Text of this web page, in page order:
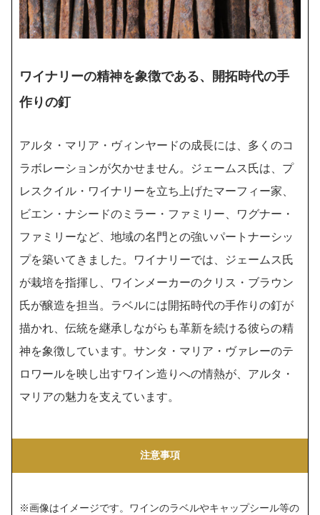
ワイナリーの精神を象徴である、開拓時代の手
作りの釘
アルタ・マリア・ヴィンヤードの成長には、多くのコ
ラボレーションが欠かせません。ジェームス氏は、プ
レスクイル・ワイナリーを立ち上げたマーフィー家、
ビエン・ナシードのミラー・ファミリー、ワグナー・
ファミリーなど、地域の名門との強いパートナーシッ
プを築いてきました。ワイナリーでは、ジェームス氏
が栽培を指揮し、ワインメーカーのクリス・ブラウン
氏が醸造を担当。ラベルには開拓時代の手作りの釘が
描かれ、伝統を継承しながらも革新を続ける彼らの精
神を象徴しています。サンタ・マリア・ヴァレーのテ
ロワールを映し出すワイン造りへの情熱が、アルタ・
マリアの魅力を支えています。
注意事項
※画像はイメージです。ワインのラベルやキャップシール等の